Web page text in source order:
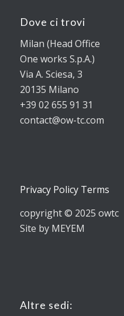
Dove ci trovi
Milan (Head Office
One works S.p.A.)
Via A. Sciesa, 3
20135 Milano
+39 02 655 91 31
contact@ow-tc.com
Privacy Policy Terms
copyright © 2025 owtc
Site by MEYEM
Altre sedi: